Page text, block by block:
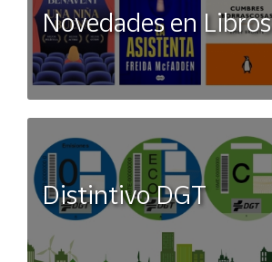
Novedades en Libros
Distintivo DGT